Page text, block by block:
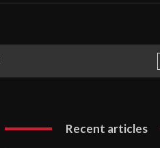
Recent articles